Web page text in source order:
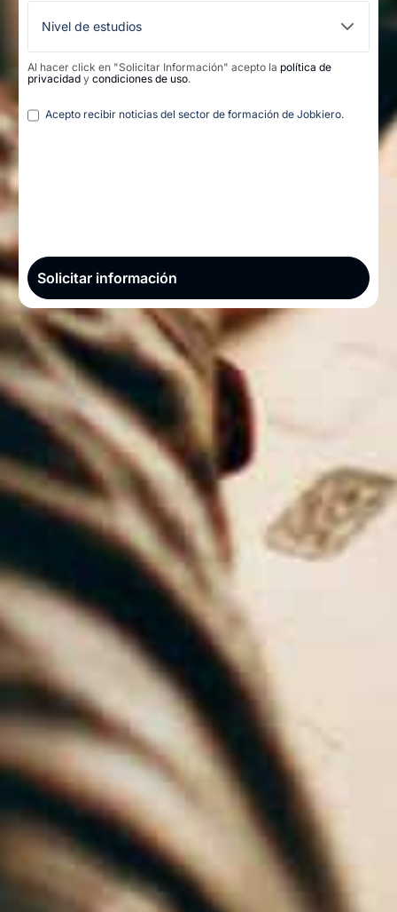
Al hacer click en "Solicitar Información" acepto la política de
privacidad y condiciones de uso.
Legal
Acepto recibir noticias del sector de formación de Jobkiero.